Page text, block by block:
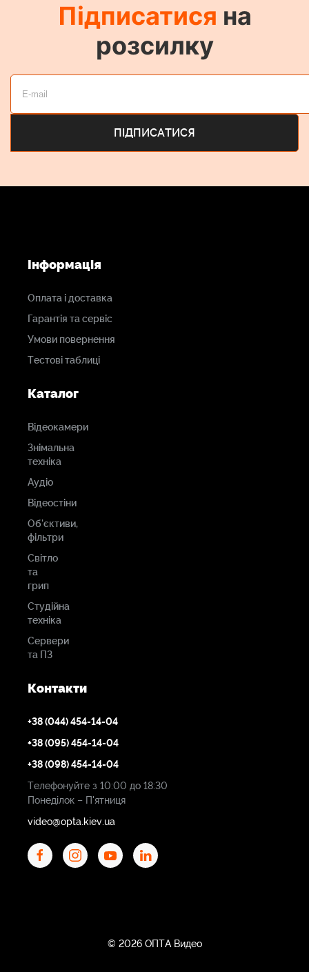
Підписатися на
розсилку
Інформація
Оплата і доставка
Гарантія та сервіс
Умови повернення
Тестові таблиці
Каталог
Відеокамери
Знімальна
техніка
Аудіо
Відеостіни
Об'єктиви,
фільтри
Світло
та
грип
Студійна
техніка
Сервери
та ПЗ
Контакти
+38 (044) 454-14-04
+38 (095) 454-14-04
+38 (098) 454-14-04
Телефонуйте з 10:00 до 18:30
Понеділок – П'ятниця
video@opta.kiev.ua
© 2026 ОПТА Видео